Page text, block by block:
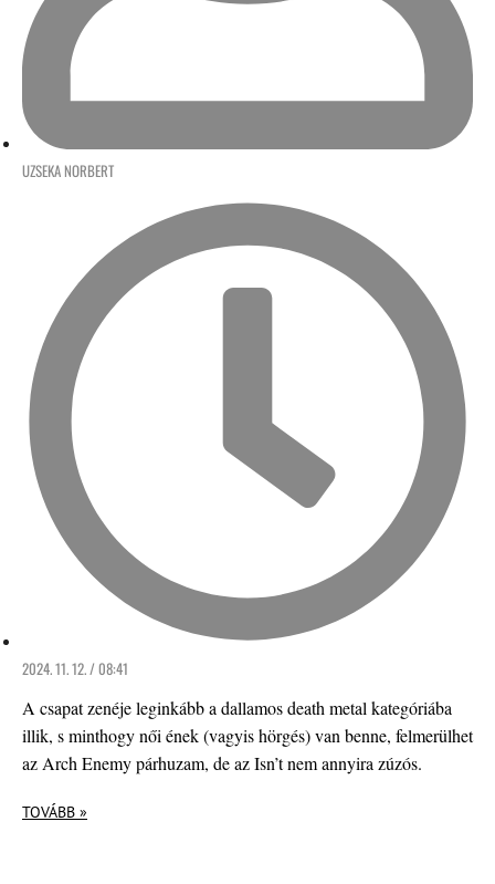
UZSEKA NORBERT
2024. 11. 12. / 08:41
A csapat zenéje leginkább a dallamos death metal kategóriába
illik, s minthogy női ének (vagyis hörgés) van benne, felmerülhet
az Arch Enemy párhuzam, de az Isn’t nem annyira zúzós.
TOVÁBB »